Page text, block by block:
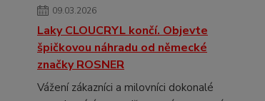
09.03.2026
Laky CLOUCRYL končí. Objevte
špičkovou náhradu od německé
značky ROSNER
Vážení zákazníci a milovníci dokonalé